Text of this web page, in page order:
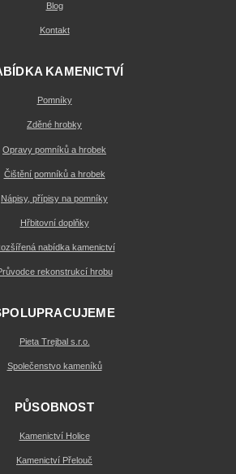
Blog
Kontakt
KAMENICTVÍ
Pomníky
Zděné hrobky
Opravy pomníků a hrobek
Čištění pomníků a hrobek
Nápisy, přípisy na pomníky
Hřbitovní doplňky
nabídka kamenictví
rekonstrukcí hrobu
Pieta Trejbal s.r.o.
Společenstvo kameníků
PŮSOBNOST
Kamenictví Holice
Kamenictví Přelouč